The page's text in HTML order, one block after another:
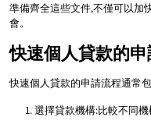
準備齊全這些文件,不僅可以加
會。
快速個人貸款的
快速個人貸款的申請流程通常
選擇貸款機構:比較不同機